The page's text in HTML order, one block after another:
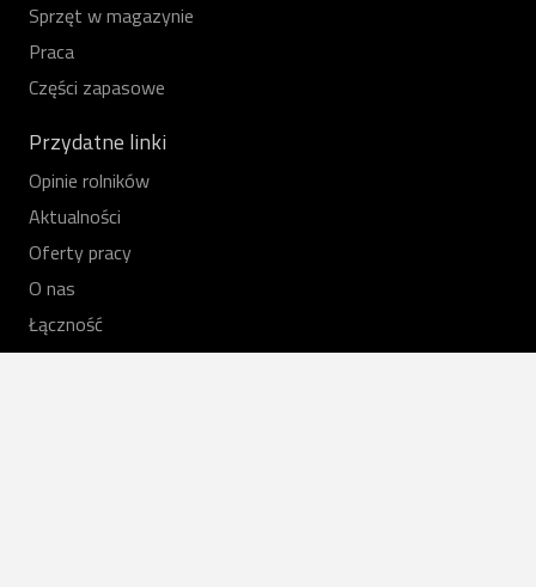
Sprzęt w magazynie
Praca
Części zapasowe
Przydatne linki
Opinie rolników
Aktualności
Oferty pracy
O nas
Łączność